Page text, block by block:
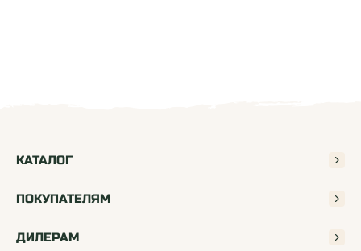
КАТАЛОГ
ПОКУПАТЕЛЯМ
ДИЛЕРАМ